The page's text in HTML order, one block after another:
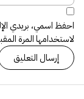
احفظ اسمي، بريدي
لاستخدامها المرة